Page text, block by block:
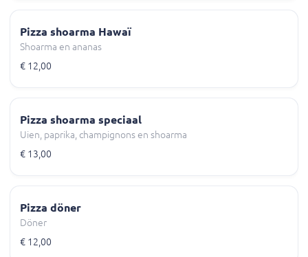
Pizza shoarma Hawaï
Shoarma en ananas
€ 12,00
Pizza shoarma speciaal
Uien, paprika, champignons en shoarma
€ 13,00
Pizza döner
Döner
€ 12,00